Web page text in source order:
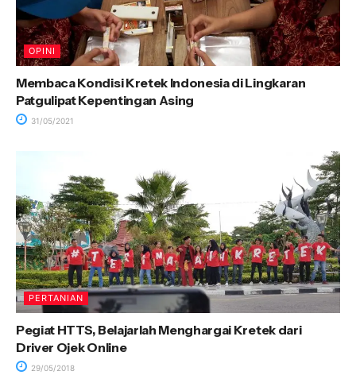
OPINI
Membaca Kondisi Kretek Indonesia di Lingkaran
Patgulipat Kepentingan Asing
31/05/2021
PERTANIAN
Pegiat HTTS, Belajarlah Menghargai Kretek dari
Driver Ojek Online
29/05/2018